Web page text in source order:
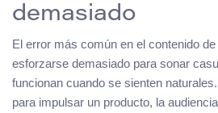
demasiado
El error más común en el contenido
esforzarse demasiado para sonar
funcionan cuando se sienten
para impulsar un producto, la